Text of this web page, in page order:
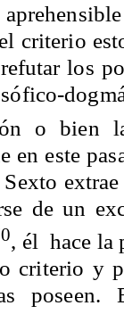
criterio
los
o bien
en este
de un
, él hace la
criterio y